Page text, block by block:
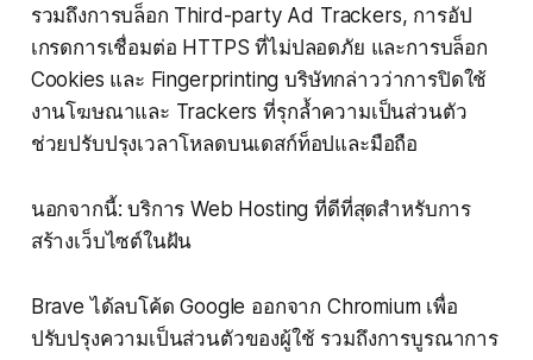
รวมถึงการบล็อก Third-party Ad Trackers, การอัป
เกรดการเชื่อมต่อ HTTPS ที่ไม่ปลอดภัย และการบล็อก
Cookies และ Fingerprinting บริษัทกล่าวว่าการปิดใช้
งานโฆษณาและ Trackers ที่รุกล้ำความเป็นส่วนตัว
ช่วยปรับปรุงเวลาโหลดบนเดสก์ท็อปและมือถือ
นอกจากนี้: บริการ Web Hosting ที่ดีที่สุดสำหรับการ
สร้างเว็บไซต์ในฝัน
Brave ได้ลบโค้ด Google ออกจาก Chromium เพื่อ
ปรับปรุงความเป็นส่วนตัวของผู้ใช้ รวมถึงการบูรณาการ